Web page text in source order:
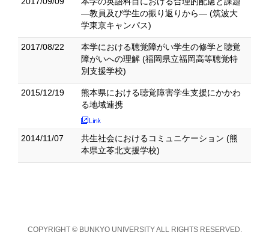
―教員及び学生の振り返りから― (筑波大
学東京キャンパス)
2017/08/22
本学における聴覚障がい学生の修学と聴覚
障がいへの理解 (福岡県立福岡高等聴覚特
別支援学校)
2015/12/19
熊本県における聴覚障害学生支援にかかわ
る地域連携
2014/11/07
共生社会におけるコミュニケーション (熊
本県立苓北支援学校)
COPYRIGHT © BUNKYO UNIVERSITY ALL RIGHTS RESERVED.